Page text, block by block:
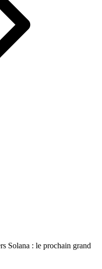
Solana : le prochain grand